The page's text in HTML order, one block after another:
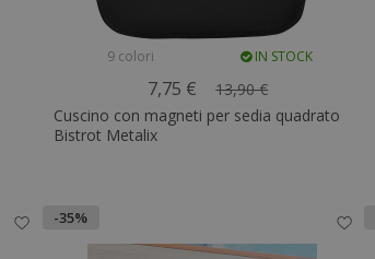
9 colori IN STOCK
7,75 €
13,90 €
Cuscino con magneti per sedia quadrato
Bistrot Metalix
-35%